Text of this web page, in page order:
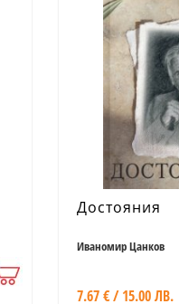
Достояния
Иваномир Цанков
7.67 € / 15.00 ЛВ.